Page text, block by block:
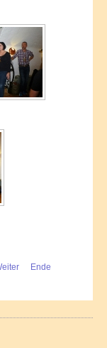
Ende